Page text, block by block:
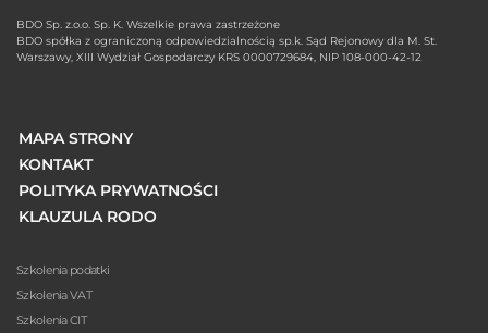
BDO Sp. z.o.o. Sp. K. Wszelkie prawa zastrzeżone
BDO spółka z ograniczoną odpowiedzialnością sp.k. Sąd Rejonowy dla M. St.
Warszawy, XIII Wydział Gospodarczy KRS 0000729684, NIP 108-000-42-12
MAPA STRONY
KONTAKT
POLITYKA PRYWATNOŚCI
KLAUZULA RODO
Szkolenia podatki
Szkolenia VAT
Szkolenia CIT